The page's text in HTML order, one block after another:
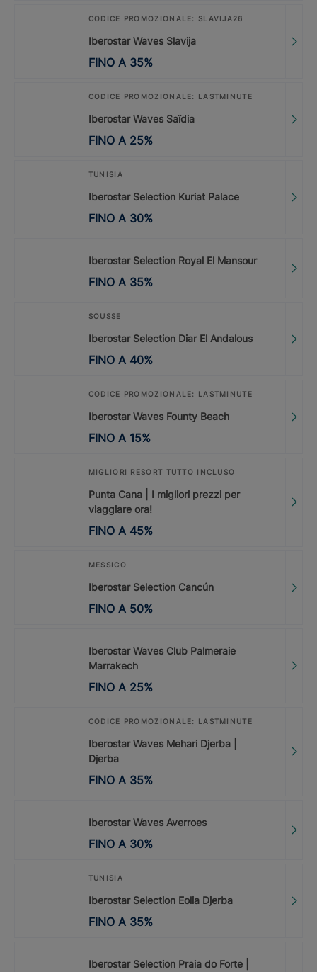
CODICE PROMOZIONALE: SLAVIJA26
Iberostar Waves Slavija
FINO A 35%
CODICE PROMOZIONALE: LASTMINUTE
Iberostar Waves Saïdia
FINO A 25%
TUNISIA
Iberostar Selection Kuriat Palace
FINO A 30%
Iberostar Selection Royal El Mansour
FINO A 35%
SOUSSE
Iberostar Selection Diar El Andalous
FINO A 40%
CODICE PROMOZIONALE: LASTMINUTE
Iberostar Waves Founty Beach
FINO A 15%
MIGLIORI RESORT TUTTO INCLUSO
Punta Cana | I migliori prezzi per
viaggiare ora!
FINO A 45%
MESSICO
Iberostar Selection Cancún
FINO A 50%
Iberostar Waves Club Palmeraie
Marrakech
FINO A 25%
CODICE PROMOZIONALE: LASTMINUTE
Iberostar Waves Mehari Djerba |
Djerba
FINO A 35%
Iberostar Waves Averroes
FINO A 30%
TUNISIA
Iberostar Selection Eolia Djerba
FINO A 35%
Iberostar Selection Praia do Forte |